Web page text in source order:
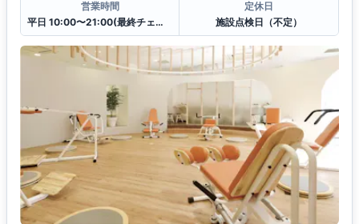
営業時間
平日 10:00〜21:00(最終チェックイン20:30)
定休日
施設点検日（不定）